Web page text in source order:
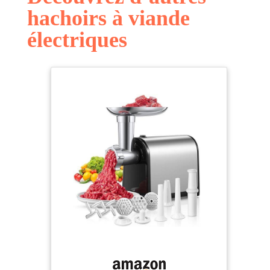
hachoirs à viande
électriques